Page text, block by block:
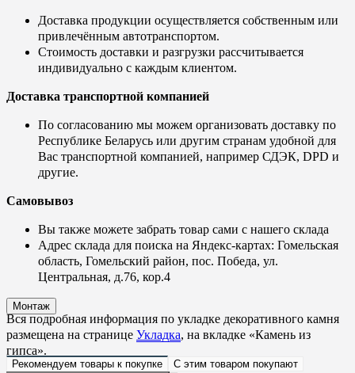
Доставка продукции осуществляется собственным или
привлечённым автотранспортом.
Стоимость доставки и разгрузки рассчитывается
индивидуально с каждым клиентом.
Доставка транспортной компанией
По согласованию мы можем организовать доставку по
Республике Беларусь или другим странам удобной для
Вас транспортной компанией, например СДЭК, DPD и
другие.
Самовывоз
Вы также можете забрать товар сами с нашего склада
Адрес склада для поиска на Яндекс-картах: Гомельская
область, Гомельский район, пос. Победа, ул.
Центральная, д.76, кор.4
Монтаж
Вся подробная информация по укладке декоративного камня
размещена на странице Укладка, на вкладке «Камень из
гипса».
Рекомендуем товары к покупке
С этим товаром покупают